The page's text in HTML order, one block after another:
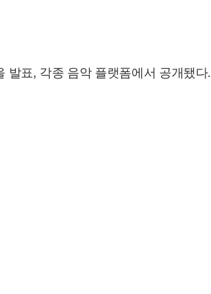
발표, 각종 음악 플랫폼에서 공개됐다.